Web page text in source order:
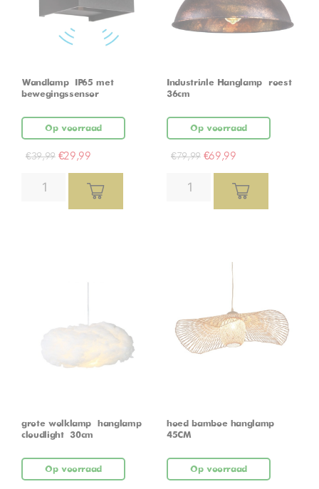
Wandlamp – IP65 met
bewegingssensor
Op voorraad
€39,99 €29,99
Industriële Hanglamp – roest –
36cm
Op voorraad
€79,99 €69,99
grote wolklamp – hanglamp –
cloudlight – 30cm
Op voorraad
hoed bamboe hanglamp
45CM
Op voorraad